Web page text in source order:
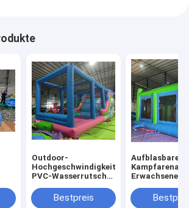
Outdoor-
Hochgeschwindigkeits-
PVC-Wasserrutsche
AufblasenBestpreis
Aufblasbare
Kampfarena
Erwachsene
Aufblasbare
Gladiatoren